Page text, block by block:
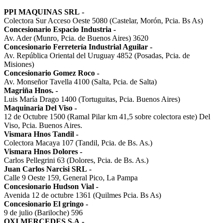
PPI MAQUINAS SRL -
Colectora Sur Acceso Oeste 5080 (Castelar, Morón, Pcia. Bs As)
Concesionario Espacio Industria -
Av. Ader (Munro, Pcia. de Buenos Aires) 3620
Concesionario Ferretería Industrial Aguilar -
Av. República Oriental del Uruguay 4852 (Posadas, Pcia. de
Misiones)
Concesionario Gomez Roco -
Av. Monseñor Tavella 4100 (Salta, Pcia. de Salta)
Magriña Hnos. -
Luis María Drago 1400 (Tortuguitas, Pcia. Buenos Aires)
Maquinaria Del Viso -
12 de Octubre 1500 (Ramal Pilar km 41,5 sobre colectora este) Del
Viso, Pcia. Buenos Aires.
Vismara Hnos Tandil -
Colectora Macaya 107 (Tandil, Pcia. de Bs. As.)
Vismara Hnos Dolores -
Carlos Pellegrini 63 (Dolores, Pcia. de Bs. As.)
Juan Carlos Narcisi SRL -
Calle 9 Oeste 159, General Pico, La Pampa
Concesionario Hudson Vial -
Avenida 12 de octubre 1361 (Quilmes Pcia. Bs As)
Concesionario El gringo -
9 de julio (Bariloche) 596
OXI MERCEDES S.A -